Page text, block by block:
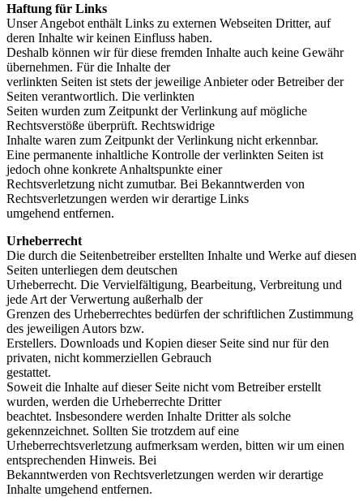
Haftung für Links
Unser Angebot enthält Links zu externen Webseiten Dritter, auf
deren Inhalte wir keinen Einfluss haben.
Deshalb können wir für diese fremden Inhalte auch keine Gewähr
übernehmen. Für die Inhalte der
verlinkten Seiten ist stets der jeweilige Anbieter oder Betreiber der
Seiten verantwortlich. Die verlinkten
Seiten wurden zum Zeitpunkt der Verlinkung auf mögliche
Rechtsverstöße überprüft. Rechtswidrige
Inhalte waren zum Zeitpunkt der Verlinkung nicht erkennbar.
Eine permanente inhaltliche Kontrolle der verlinkten Seiten ist
jedoch ohne konkrete Anhaltspunkte einer
Rechtsverletzung nicht zumutbar. Bei Bekanntwerden von
Rechtsverletzungen werden wir derartige Links
umgehend entfernen.
Urheberrecht
Die durch die Seitenbetreiber erstellten Inhalte und Werke auf diesen
Seiten unterliegen dem deutschen
Urheberrecht. Die Vervielfältigung, Bearbeitung, Verbreitung und
jede Art der Verwertung außerhalb der
Grenzen des Urheberrechtes bedürfen der schriftlichen Zustimmung
des jeweiligen Autors bzw.
Erstellers. Downloads und Kopien dieser Seite sind nur für den
privaten, nicht kommerziellen Gebrauch
gestattet.
Soweit die Inhalte auf dieser Seite nicht vom Betreiber erstellt
wurden, werden die Urheberrechte Dritter
beachtet. Insbesondere werden Inhalte Dritter als solche
gekennzeichnet. Sollten Sie trotzdem auf eine
Urheberrechtsverletzung aufmerksam werden, bitten wir um einen
entsprechenden Hinweis. Bei
Bekanntwerden von Rechtsverletzungen werden wir derartige
Inhalte umgehend entfernen.